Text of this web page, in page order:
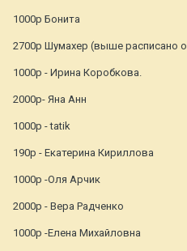
1000р Бонита
2700р Шумахер (выше расписано
1000р - Ирина Коробкова.
2000р- Яна Анн
1000р - tatik
190р - Екатерина Кириллова
1000р -Оля Арчик
2000р - Вера Радченко
1000р -Елена Михайловна